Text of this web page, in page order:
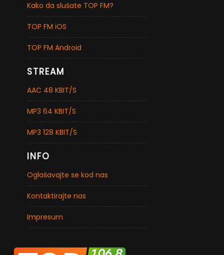
Kako da slušate TOP FM?
TOP FM iOS
TOP FM Android
STREAM
AAC 48 KBIT/S
MP3 64 KBIT/S
MP3 128 KBIT/S
INFO
Oglašavajte se kod nas
Kontaktirajte nas
Impresum